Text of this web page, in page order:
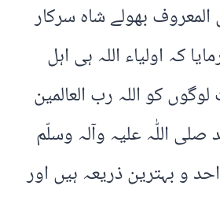
بھولے شاہ سرکار
کہ اولیاء اللہ ہی اہل
کو اللہ رب العالمین
اللّٰہ علیہ وآلہ وسلّم
و بہترین ذریعہ ہیں اور